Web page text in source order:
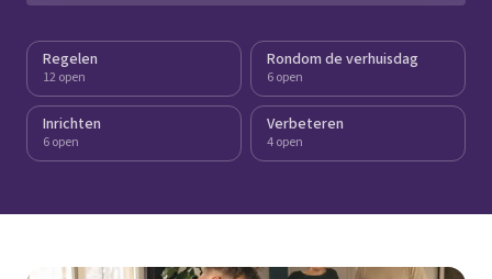
Regelen
12 open
Rondom de verhuisdag
6 open
Inrichten
6 open
Verbeteren
4 open